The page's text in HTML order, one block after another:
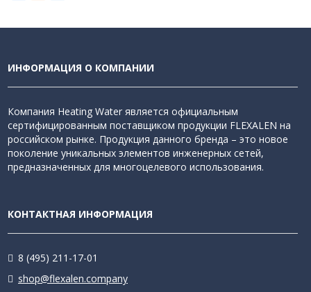
ИНФОРМАЦИЯ О КОМПАНИИ
Компания Heating Water является официальным
сертифицированным поставщиком продукции FLEXALEN на
российском рынке. Продукция данного бренда – это новое
поколение уникальных элементов инженерных сетей,
предназначенных для многоцелевого использования.
КОНТАКТНАЯ ИНФОРМАЦИЯ
8 (495) 211-17-01
shop@flexalen.company